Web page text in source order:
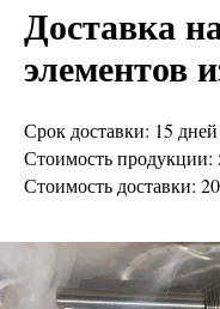
Доставка
элементов
Срок доставки: 15 дней
Стоимость продукции:
Стоимость доставки: